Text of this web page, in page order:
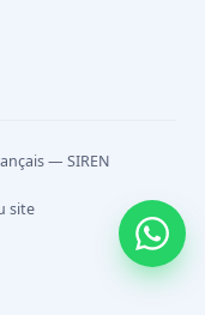
— SIREN
site